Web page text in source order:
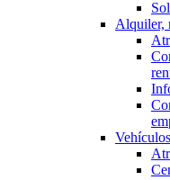
Alquiler,